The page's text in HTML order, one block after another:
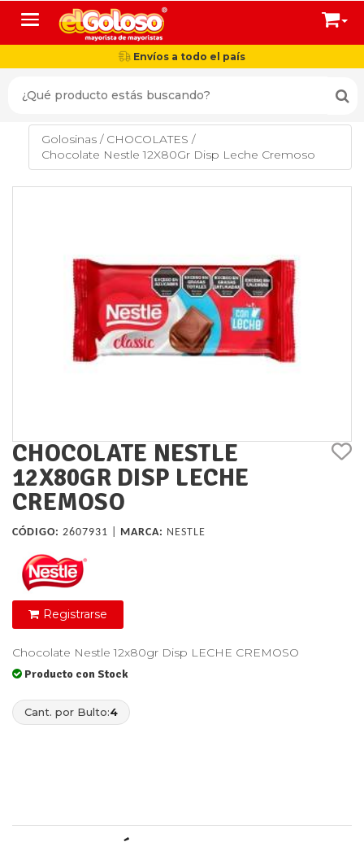
Toggle navigation
Envíos a todo el país
Golosinas / CHOCOLATES /
Chocolate Nestle 12X80Gr Disp Leche Cremoso
CHOCOLATE NESTLE
12X80GR DISP LECHE
CREMOSO
CÓDIGO: 2607931 | MARCA: NESTLE
Registrarse
Chocolate Nestle 12x80gr Disp LECHE CREMOSO
Producto con Stock
Cant. por Bulto:4